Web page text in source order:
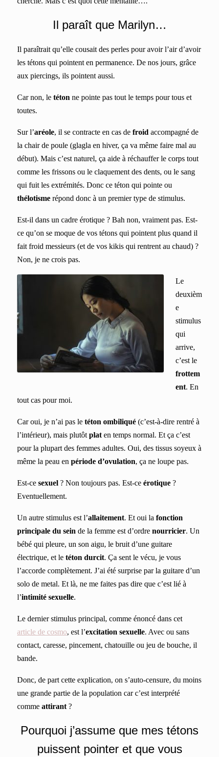
Il paraît que Marilyn…
Il paraîtrait qu’elle cousait des perles pour avoir l’air d’avoir
les tétons qui pointent en permanence. De nos jours, grâce
aux piercings, ils pointent aussi.
Car non, le téton ne pointe pas tout le temps pour tous et
toutes.
Sur l’aréole, il se contracte en cas de froid accompagné de
la chair de poule (glagla en hiver, ça va même faire mal au
début). Mais c’est naturel, ça aide à réchauffer le corps tout
comme les frissons ou le claquement des dents, ou le sang
qui fuit les extrémités. Donc ce téton qui pointe ou
thélotisme répond donc à un premier type de stimulus.
Est-il dans un cadre érotique ? Bah non, vraiment pas. Est-
ce qu’on se moque de vos tétons qui pointent plus quand il
fait froid messieurs (et de vos kikis qui rentrent au chaud) ?
Non, je ne crois pas.
Le
deuxièm
e
stimulus
qui
arrive,
c’est le
frottem
ent. En
tout cas pour moi.
Car oui, je n’ai pas le téton ombiliqué (c’est-à-dire rentré à
l’intérieur), mais plutôt plat en temps normal. Et ça c’est
pour la plupart des femmes adultes. Oui, des tissus soyeux à
même la peau en période d’ovulation, ça ne loupe pas.
Est-ce sexuel ? Non toujours pas. Est-ce érotique ?
Eventuellement.
Un autre stimulus est l’allaitement. Et oui la fonction
principale du sein de la femme est d’ordre nourricier. Un
bébé qui pleure, un son aigu, le bruit d’une guitare
électrique, et le téton durcit. Ça sent le vécu, je vous
l’accorde complètement. J’ai été surprise par la guitare d’un
solo de metal. Et là, ne me faites pas dire que c’est lié à
l’intimité sexuelle.
Le dernier stimulus principal, comme énoncé dans cet
article de cosmo, est l’excitation sexuelle. Avec ou sans
contact, caresse, pincement, chatouille ou jeu de bouche, il
bande.
Donc, de part cette explication, on s’auto-censure, du moins
une grande partie de la population car c’est interprété
comme attirant ?
Pourquoi j’assume que mes tétons
puissent pointer et que vous